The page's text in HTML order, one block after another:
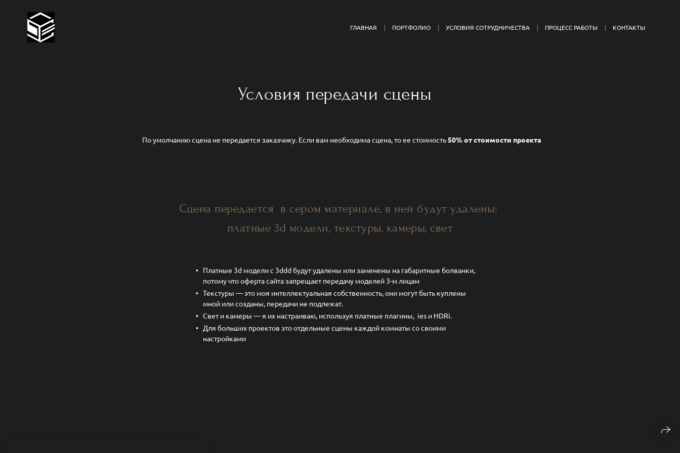
ГЛАВНАЯ ПОРТФОЛИО УСЛОВИЯ СОТРУДНИЧЕСТВА ПРОЦЕСС РАБОТЫ КОНТАКТЫ
Условия передачи сцены
По умолчанию сцена не передается заказчику. Если вам необходима сцена, то ее стоимость50% от стоимости проекта
Сцена передается в сером материале, в ней будут удалены:
платные 3d модели, текстуры, камеры, свет
Платные 3d модели с 3ddd будут удалены или заменены на габаритные болванки,
потому что оферта сайта запрещает передачу моделей 3-м лицам
Текстуры — это моя интеллектуальная собственность, они могут быть куплены
мной или созданы, передачи не подлежат.
Свет и камеры — я их настраиваю, используя платные плагины, ies и HDRi.
Для больших проектов это отдельные сцены каждой комнаты со своими
настройками